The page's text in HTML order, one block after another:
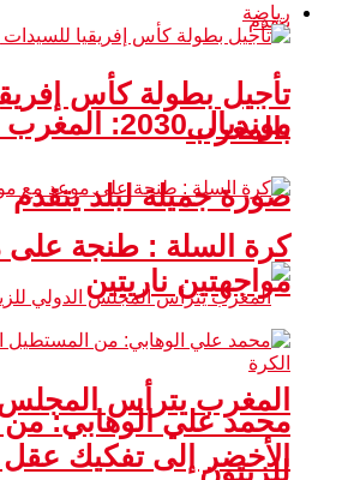
مونديال 2030:
صورة جميلة لبلد يتقدم
المغرب يترأس
للزيتون
رياضة
تأجيل بطولة كأس
بالمغرب
كرة السلة : طنجة على
مواجهتين ناريتين
محمد علي الوهابي:
الأخضر إلى تفكيك عقل